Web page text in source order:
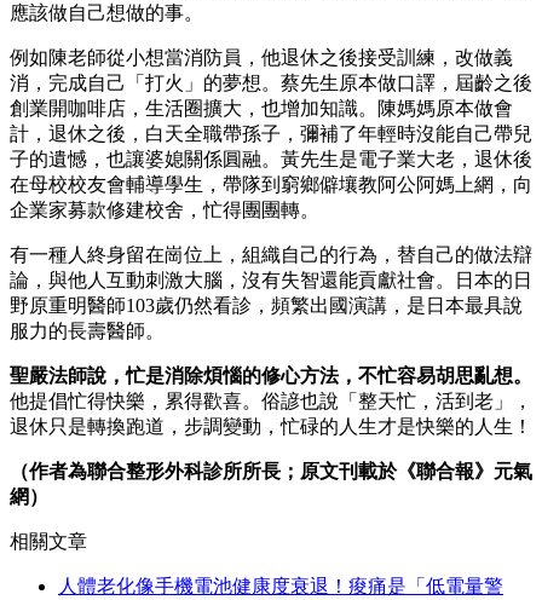
應該做自己想做的事。
例如陳老師從小想當消防員，他退休之後接受訓練，改做義
消，完成自己「打火」的夢想。蔡先生原本做口譯，屆齡之後
創業開咖啡店，生活圈擴大，也增加知識。陳媽媽原本做會
計，退休之後，白天全職帶孫子，彌補了年輕時沒能自己帶兒
子的遺憾，也讓婆媳關係圓融。黃先生是電子業大老，退休後
在母校校友會輔導學生，帶隊到窮鄉僻壤教阿公阿媽上網，向
企業家募款修建校舍，忙得團團轉。
有一種人終身留在崗位上，組織自己的行為，替自己的做法辯
論，與他人互動刺激大腦，沒有失智還能貢獻社會。日本的日
野原重明醫師103歲仍然看診，頻繁出國演講，是日本最具說
服力的長壽醫師。
聖嚴法師說，忙是消除煩惱的修心方法，不忙容易胡思亂想。
他提倡忙得快樂，累得歡喜。俗諺也說「整天忙，活到老」，
退休只是轉換跑道，步調變動，忙碌的人生才是快樂的人生！
（作者為聯合整形外科診所所長；原文刊載於《聯合報》元氣
網）
相關文章
人體老化像手機電池健康度衰退！痠痛是「低電量警